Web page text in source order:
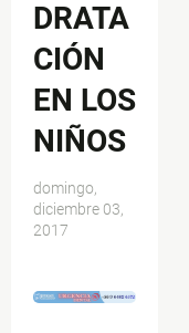
DRATA
CIÓN
EN LOS
NIÑOS
domingo,
diciembre 03,
2017